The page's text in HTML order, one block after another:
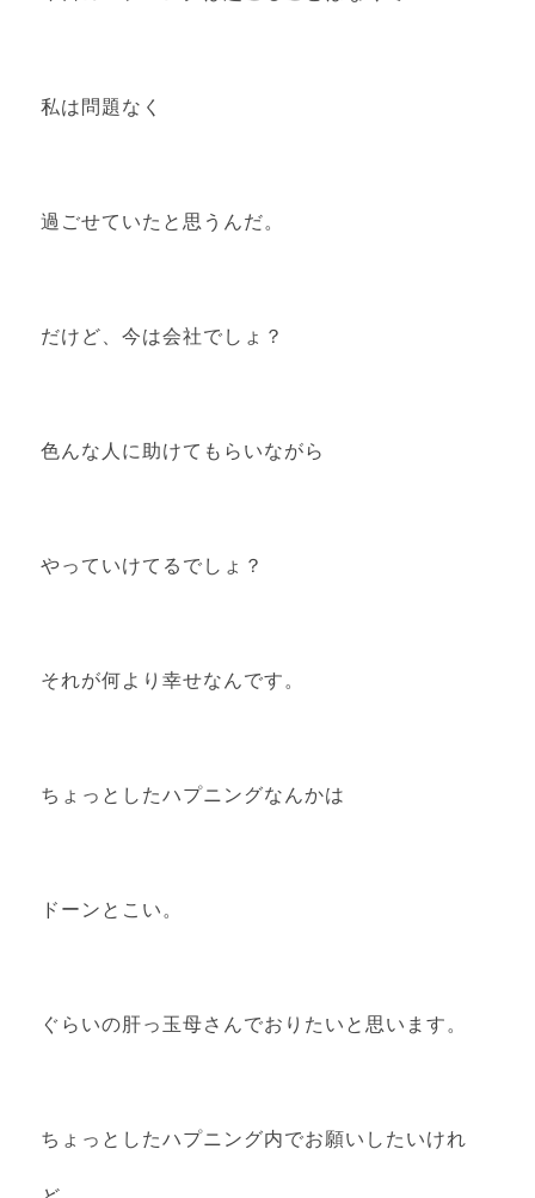
私は問題なく
過ごせていたと思うんだ。
だけど、今は会社でしょ？
色んな人に助けてもらいながら
やっていけてるでしょ？
それが何より幸せなんです。
ちょっとしたハプニングなんかは
ドーンとこい。
ぐらいの肝っ玉母さんでおりたいと思います。
ちょっとしたハプニング内でお願いしたいけれ